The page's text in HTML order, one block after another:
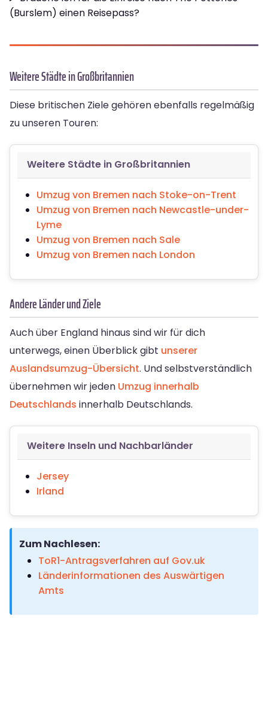
(Burslem) einen Reisepass?
Weitere Städte in Großbritannien
Diese britischen Ziele gehören ebenfalls regelmäßig
zu unseren Touren:
Weitere Städte in Großbritannien
Umzug von Bremen nach Stoke-on-Trent
Umzug von Bremen nach Newcastle-under-
Lyme
Umzug von Bremen nach Sale
Umzug von Bremen nach London
Andere Länder und Ziele
Auch über England hinaus sind wir für dich
unterwegs, einen Überblick gibt unserer
Auslandsumzug-Übersicht. Und selbstverständlich
übernehmen wir jeden Umzug innerhalb
Deutschlands innerhalb Deutschlands.
Weitere Inseln und Nachbarländer
Jersey
Irland
Zum Nachlesen:
ToR1-Antragsverfahren auf Gov.uk
Länderinformationen des Auswärtigen
Amts